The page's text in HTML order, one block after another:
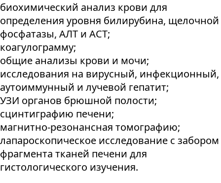
биохимический анализ крови для
определения уровня билирубина, щелочной
фосфатазы, АЛТ и АСТ;
коагулограмму;
общие анализы крови и мочи;
исследования на вирусный, инфекционный,
аутоиммунный и лучевой гепатит;
УЗИ органов брюшной полости;
сцинтиграфию печени;
магнитно-резонансная томографию;
лапароскопическое исследование с забором
фрагмента тканей печени для
гистологического изучения.